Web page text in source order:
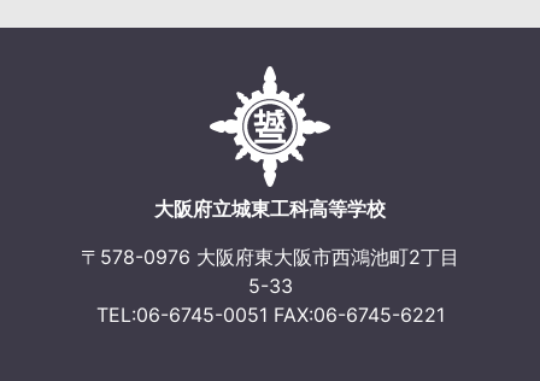
ゲ
大阪府立城東工科高等学校
〒578-0976 大阪府東大阪市西鴻池町2丁目
5-33
TEL:06-6745-0051 FAX:06-6745-6221